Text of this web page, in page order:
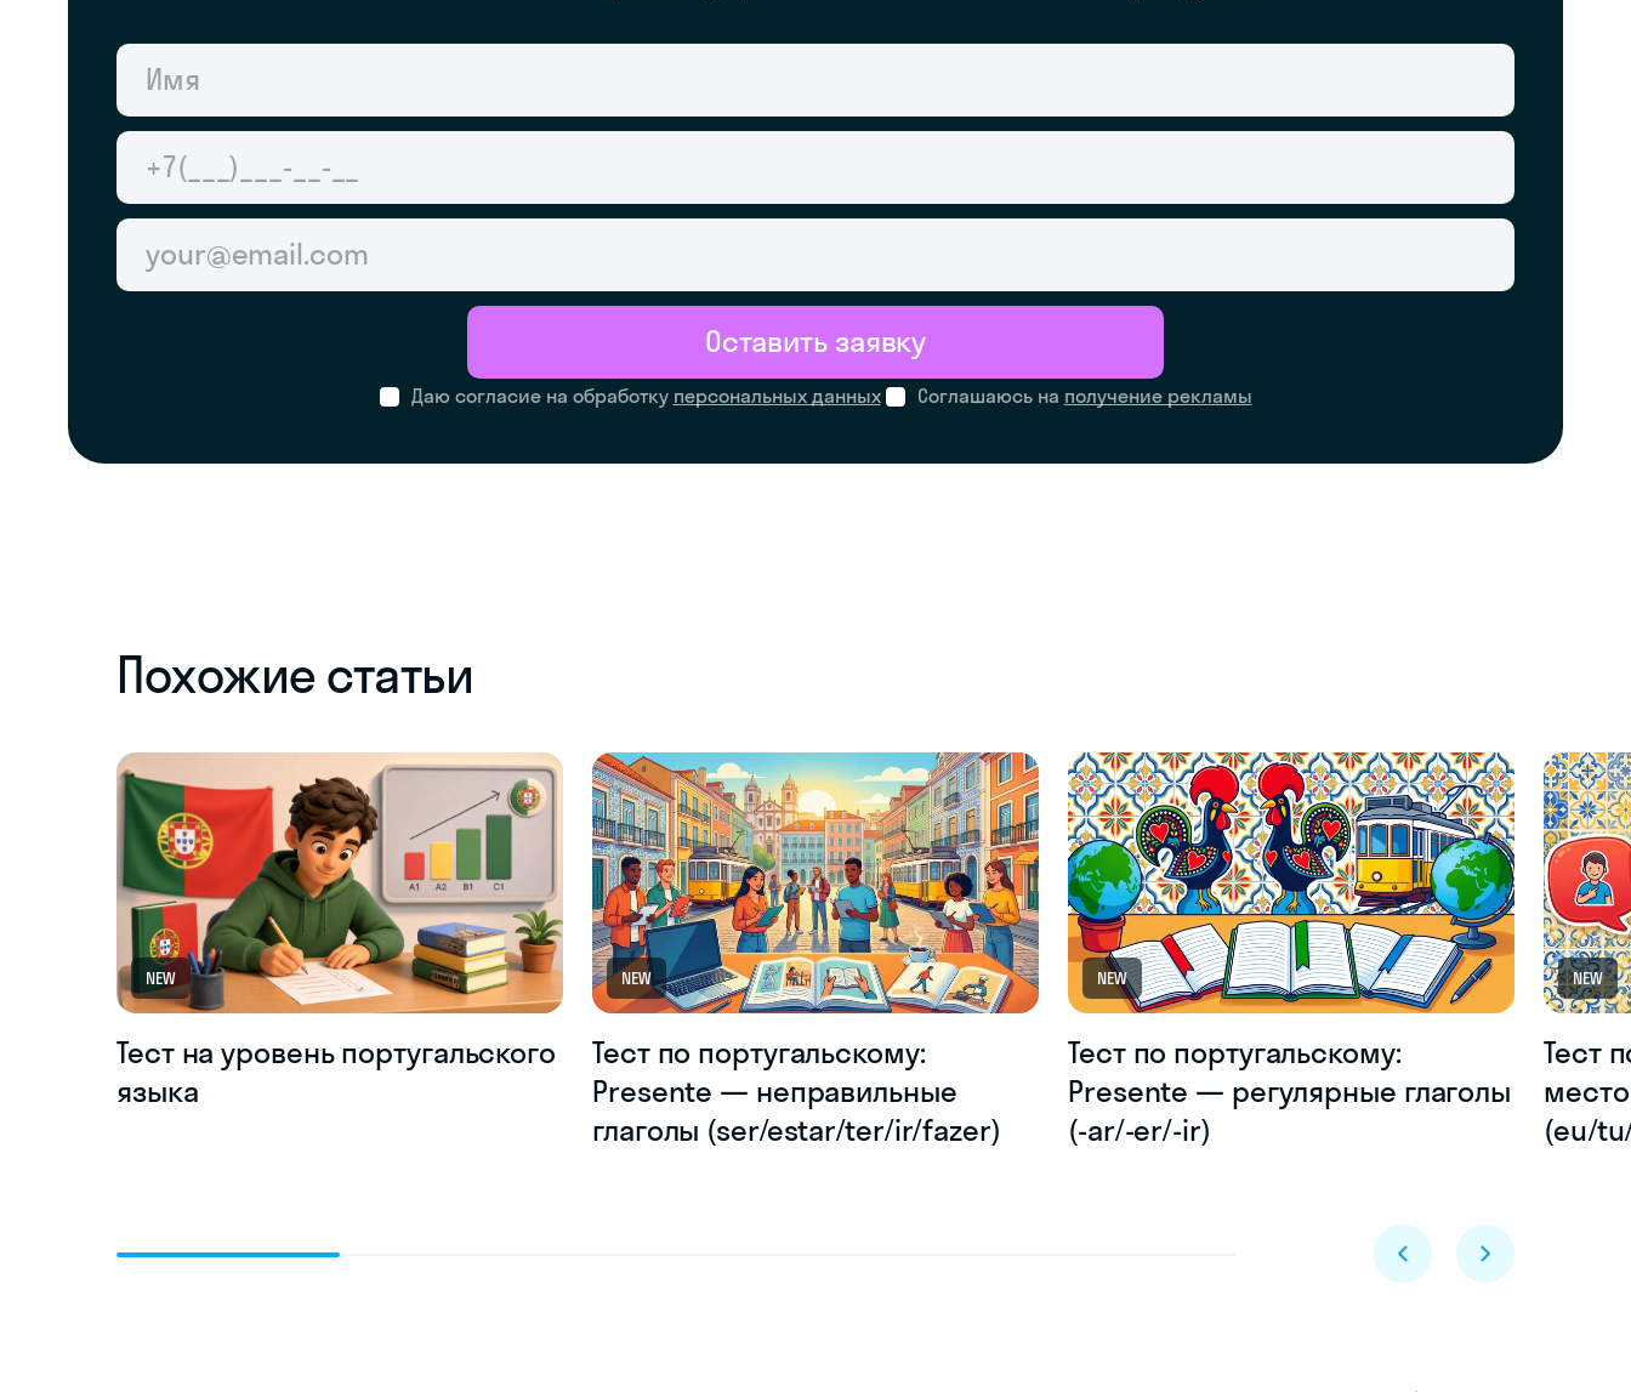
Даю согласие на обработку персональных данных Соглашаюсь на получение рекламы
Оставить заявку
Похожие статьи
NEW
Тест на уровень португальского
языка
NEW
Тест по португальскому:
Presente — неправильные
глаголы (ser/estar/ter/ir/fazer)
NEW
Тест по португальскому:
Presente — регулярные глаголы
(-ar/-er/-ir)
NEW
Тест
(eu/